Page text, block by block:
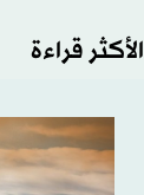
الأكثر قراءة